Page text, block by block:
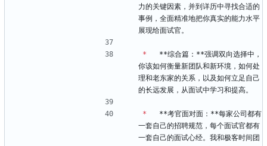
力的关键因素，并到详历中寻找合适的
事例，全面精准地把你真实的能力水平
展现给面试官。
*
   **综合篇：**强调双向选择中，
你该如何衡量新团队和新环境，如何处
理和老东家的关系，以及如何立足自己
的长远发展，从面试中学习和提高。
*
   **考官面对面：**每家公司都有
一套自己的招聘规范，每个面试官都有
一套自己的面试心经。我和极客时间团